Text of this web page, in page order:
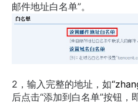
邮件地址白名单”。
2，输入完整的地址，如
后点击“添加到白名单”按钮，